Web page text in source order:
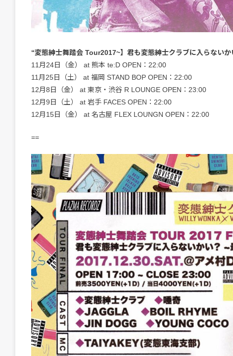
“変態紳士舞踏会 Tour2017~】君も変態紳士クラブに入らないか
11月24日（金） at 熊本 te:D OPEN：22:00
11月25日（土） at 福岡 STAND BOP OPEN：22:00
12月8日（金） at 東京・渋谷 R LOUNGE OPEN：23:00
12月9日（土） at 岩手 FACES OPEN：22:00
12月15日（金） at 名古屋 FLEX LOUNGN OPEN：22:00
==